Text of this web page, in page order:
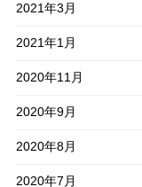
2021年3月
2021年1月
2020年11月
2020年9月
2020年8月
2020年7月